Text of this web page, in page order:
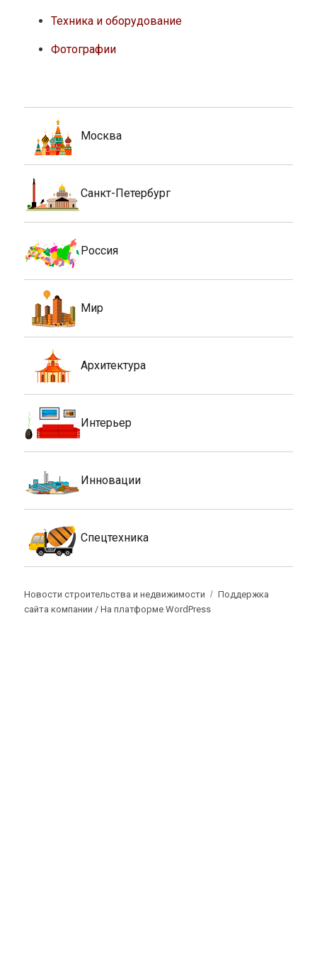
Техника и оборудование
Фотографии
Москва
Санкт-Петербург
Россия
Мир
Архитектура
Интерьер
Инновации
Спецтехника
Новости строительства и недвижимости
Поддержка
сайта компании /На платформе WordPress